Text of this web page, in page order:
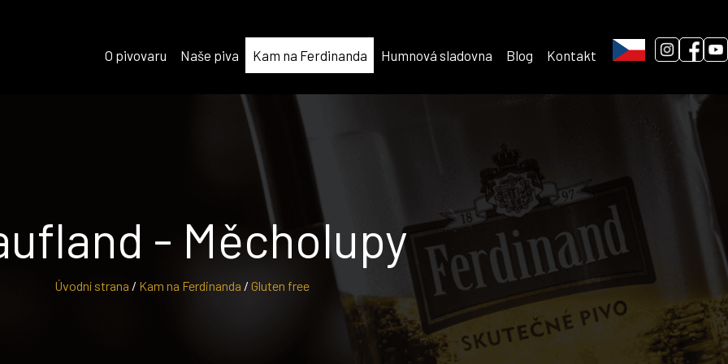
O pivovaru Naše piva Kam na Ferdinanda Humnová sladovna Blog Kontakt
Úvodní strana / Kam na Ferdinanda / Gluten free
- Měcholupy